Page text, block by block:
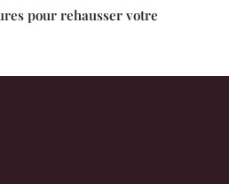
pour rehausser votre